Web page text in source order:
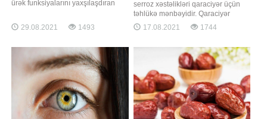
ürək funksiyalarını yaxşılaşdıran
Tərkibindəki yüksək miqdarda
antioksidantlar, vitaminlər və
faydalı bitkilərindən birinə çevirir.
Bitkinin bu xüsusiyyətləri barəd
29.08.2021 1493
serroz xəstəlikləri qaraciyər üçün
təhlükə mənbəyidir. Qaraciyər
xərçənginə yoluxduğunuzu isə bir
çox simptomlar vasitəsilə öyrənə
qaraciyər xəstəliyinin ilkin əlaməti
dəridəki rəng dəyişimidir. Bu zaman
dəri sarımtıl rəngə bürünür
17.08.2021 1744